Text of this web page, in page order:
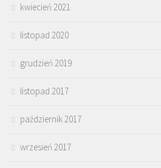
kwiecień 2021
listopad 2020
grudzień 2019
listopad 2017
październik 2017
wrzesień 2017